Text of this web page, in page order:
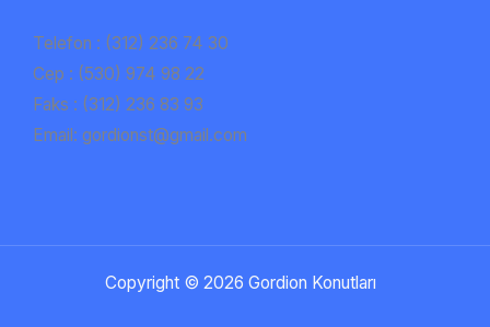
Telefon : (312) 236 74 30
Cep : (530) 974 98 22
Faks : (312) 236 83 93
Email: gordionst@gmail.com
Copyright © 2026 Gordion Konutları